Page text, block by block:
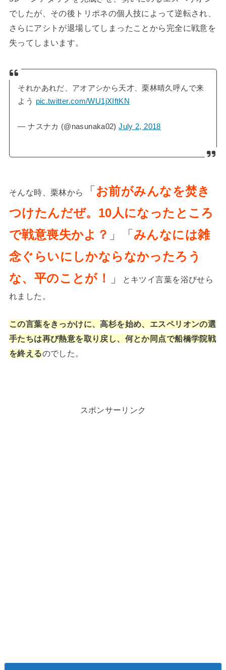
でしたが、その後トリポネの個人技によって逆転され、
さらにアシトが退場してしまったことから完全に戦意を
失ってしまいます。
それかあれだ、アオアシから天才、栗林晴久呼んで来
よう pic.twitter.com/WU1jXIftKN
— ナスナカ (@nasunaka02)July 2, 2018
そんな時、栗林から 「お前がみんなを焚き
つけたんだぜ。10人になったところ
で戦意喪失かよ？ 」「みんなには雑
念ぐらいにしかならなかったろう
な、平のことが！
」
とキツイ言葉を浴びせら
れました。
この言葉をきっかけに、高杉を始め、エスペリオンの選
手たちは再び熱意を取り戻し、何とか同点で船橋学院戦
を終えるのでした。
スポンサーリンク